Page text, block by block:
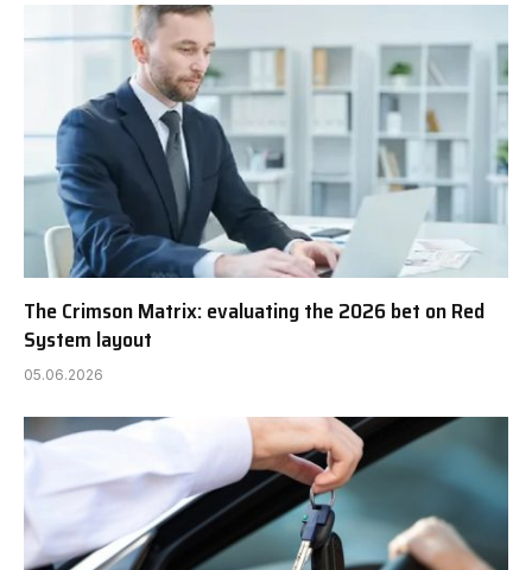
The Crimson Matrix: evaluating the 2026 bet on Red
System layout
05.06.2026